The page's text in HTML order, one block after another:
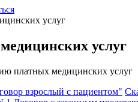
услуг
услуг
платных медицинских услуг
взрослый с пациентом"